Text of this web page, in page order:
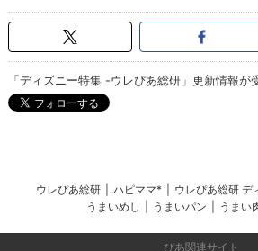
「ディズニー特集 -ウレぴあ総研」更新情報が
ウレぴあ総研 ハピママ* ウレぴあ総研 デ
うまいめし
うまいパン うまい
ぴあ関連サイト